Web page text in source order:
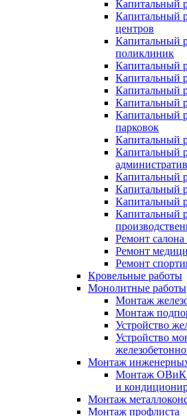
Капитальный
Капитальный
центров
Капитальный
поликлиник
Капитальный
Капитальный
Капитальный
Капитальный
Капитальный
парковок
Капитальный
Капитальный
Капитальный
Капитальный
Капитальный
Капитальный
Ремонт салона
Ремонт
Ремонт
Кровельные работы
Монолитные работы
Монтаж
Монтаж
Устройство
Устройство
Монтаж
Монтаж ОВиК
и
Монтаж
Монтаж профлиста